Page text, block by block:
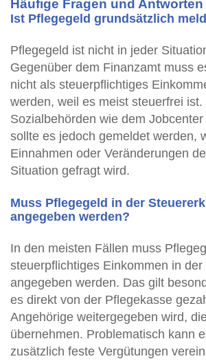
Häufige Fragen und Antworten
Ist Pflegegeld grundsätzlich
Pflegegeld ist nicht in jeder
Gegenüber dem Finanzamt muss
nicht als steuerpflichtiges
werden, weil es meist steuerfrei
Sozialbehörden wie dem
sollte es jedoch gemeldet werden,
Einnahmen oder Veränderungen
Situation gefragt wird.
Muss Pflegegeld in der
angegeben werden?
In den meisten Fällen muss
steuerpflichtiges Einkommen in
angegeben werden. Das gilt
es direkt von der Pflegekasse
Angehörige weitergegeben wird,
übernehmen. Problematisch kann
zusätzlich feste Vergütungen